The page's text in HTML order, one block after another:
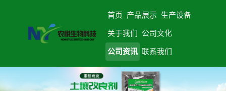
首页 产品展示 生产设备
关于我们 公司文化
公司资讯 联系我们